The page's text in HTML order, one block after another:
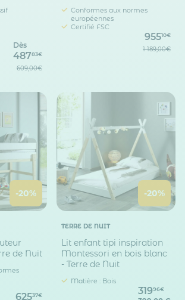
Dès
48783€
609,00€
Conformes aux normes
européennes
Certifié FSC
95510€
1 189,00€
-20%
de Nuit
62537€
-20%
TERRE DE NUIT
Lit enfant tipi inspiration
Montessori en bois blanc
- Terre de Nuit
Matière : Bois
31996€